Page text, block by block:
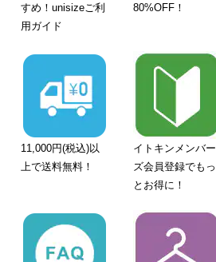
すめ！unisizeご利
用ガイド
80%OFF！
11,000円(税込)以
上で送料無料！
イトキンメンバー
ズ会員登録でもっ
とお得に！